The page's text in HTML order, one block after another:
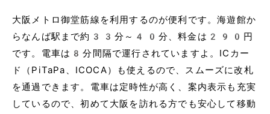
大阪メトロ御堂筋線を利用するのが便利です。海遊館か
らなんば駅まで約33分～40分、料金は290円
です。電車は8分間隔で運行されていますよ。ICカー
ド（PiTaPa、ICOCA）も使えるので、スムーズに改札
を通過できます。電車は定時性が高く、案内表示も充実
しているので、初めて大阪を訪れる方でも安心して移動